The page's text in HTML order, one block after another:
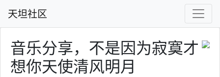
天坦社区
音乐分享，不是因为寂寞才
想你天使清风明月